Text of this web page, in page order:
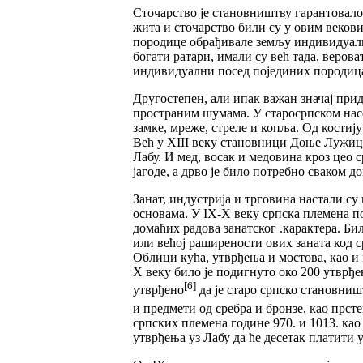
Сточарство је становништву
жита и сточарство били су у овим
породице обрађивале земљу
богати ратари, имали су већ тада,
индивидуални посед појединих
Другостепен, али ипак важан значај
пространим шумама. У старосрпском
замке, мреже, стреле и копља. Од
Већ у XIII веку становници Доње Лужице
Лабу. И мед, восак и медовина кроз цео
јагоде, а дрво је било потребно сваком
Занат, индустрија и трговина настали
основама. У IХ-Х веку српска племена
домаћих радова занатског .карактера.
или већој раширености ових заната код
Облици кућа, утврђења и мостова, као и
Х веку било је подигнуто око 200
утврђено[6] да је старо српско
и предмети од сребра и бронзе, као
српских племена године 970. и 1013.
утврђења уз Лабу да ће десетак платити